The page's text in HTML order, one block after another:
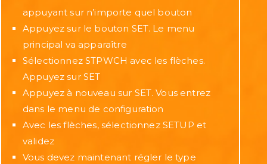
appuyant sur n’importe quel bouton
Appuyez sur le bouton SET. Le menu
principal va apparaître
Sélectionnez STPWCH avec les flèches.
Appuyez sur SET
Appuyez à nouveau sur SET. Vous entrez
dans le menu de configuration
Avec les flèches, sélectionnez SETUP et
validez
Vous devez maintenant régler le type